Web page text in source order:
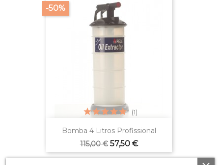
Bomba 4 Litros Profissional
Preço
normal
115,00 €
-50%
Preço
57,50 €
(1)